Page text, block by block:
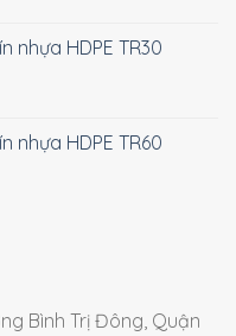
nhựa HDPE TR30
nhựa HDPE TR60
Bình Trị Đông, Quận